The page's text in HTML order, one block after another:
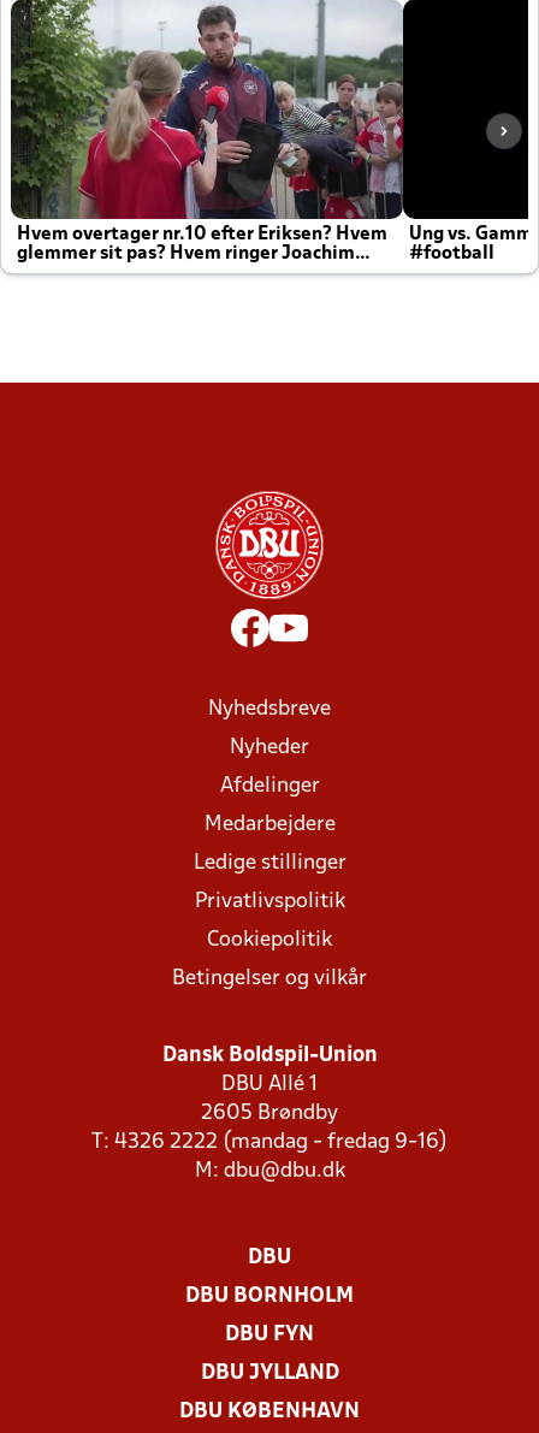
Hvem overtager nr.10 efter Eriksen? Hvem
glemmer sit pas? Hvem ringer Joachim
altid til efter kampe?
Ung vs.
#football
Nyhedsbreve
Nyheder
Afdelinger
Medarbejdere
Ledige stillinger
Privatlivspolitik
Cookiepolitik
Betingelser og vilkår
Dansk Boldspil-Union
DBU Allé 1
2605 Brøndby
T: 4326 2222 (mandag - fredag 9-16)
M: dbu@dbu.dk
DBU
DBU BORNHOLM
DBU FYN
DBU JYLLAND
DBU KØBENHAVN